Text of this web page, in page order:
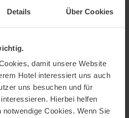
Details Über Cookies
damit unsere Website
Hotel interessiert uns auch
uns besuchen und für
Hierbei helfen
Cookies. Wenn Sie